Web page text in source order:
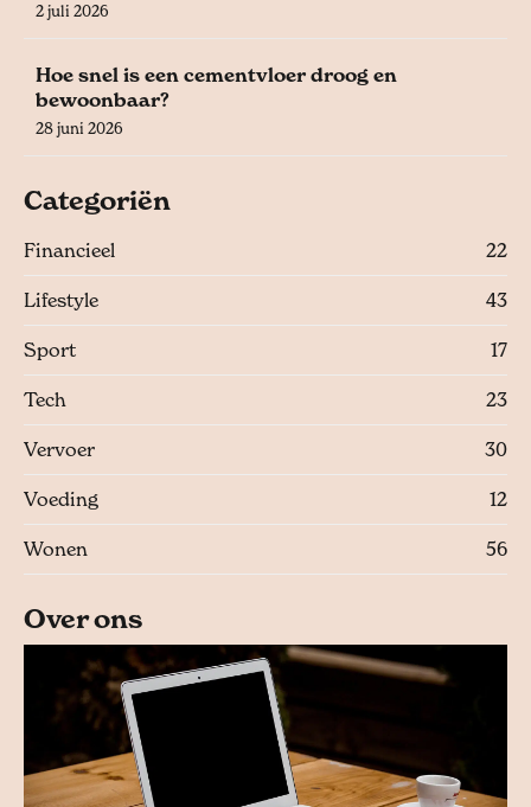
2 juli 2026
Hoe snel is een cementvloer droog en
bewoonbaar?
28 juni 2026
Categoriën
Financieel 22
Lifestyle 43
Sport 17
Tech 23
Vervoer 30
Voeding 12
Wonen 56
Over ons